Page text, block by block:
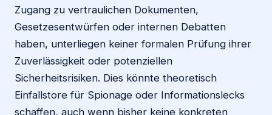
Zugang zu vertraulichen Dokumenten,
Gesetzesentwürfen oder internen Debatten
haben, unterliegen keiner formalen Prüfung ihrer
Zuverlässigkeit oder potenziellen
Sicherheitsrisiken. Dies könnte theoretisch
Einfallstore für Spionage oder Informationslecks
schaffen, auch wenn bisher keine konkreten